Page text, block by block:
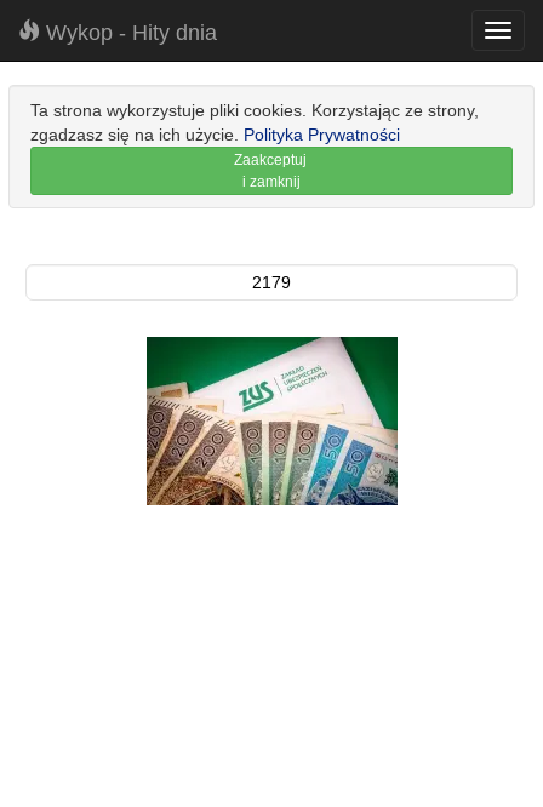
Wykop - Hity dnia
Ta strona wykorzystuje pliki cookies. Korzystając ze strony,
zgadzasz się na ich użycie. Polityka Prywatności
Zaakceptuj
i zamknij
2179